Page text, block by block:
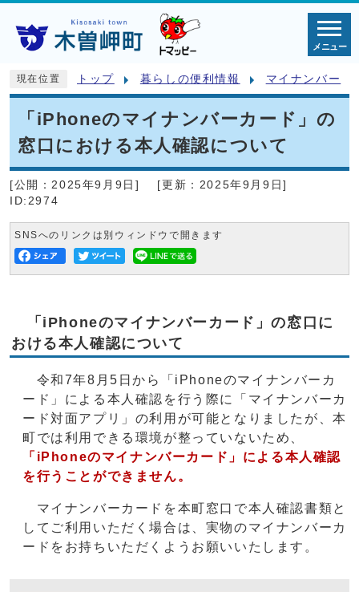
メニュー
現在位置 トップ 暮らしの便利情報 マイナンバー
「iPhoneのマイナンバーカード」の
窓口における本人確認について
[公開： 2025年9月9日 ] [更新： 2025年9月9日]
ID:2974
SNSへのリンクは別ウィンドウで開きます
「iPhoneのマイナンバーカード」の窓口に
おける本人確認について
令和7年8月5日から「iPhoneのマイナンバーカ
ード」による本人確認を行う際に「マイナンバーカ
ード対面アプリ」の利用が可能となりましたが、本
町では利用できる環境が整っていないため、
「iPhoneのマイナンバーカード」による本人確認
を行うことができません。
マイナンバーカードを本町窓口で本人確認書類と
してご利用いただく場合は、実物のマイナンバーカ
ードをお持ちいただくようお願いいたします。